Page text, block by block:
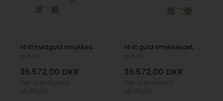
14 kt hvidguld smykkesæt, The One serien fra Nuran med ialt 1,12 ct Diamant
36.572,00 DKR
14 kt guld smykkesæt, The One serien fra Nuran med ialt 1,12 ct Diamant
36.572,00 DKR